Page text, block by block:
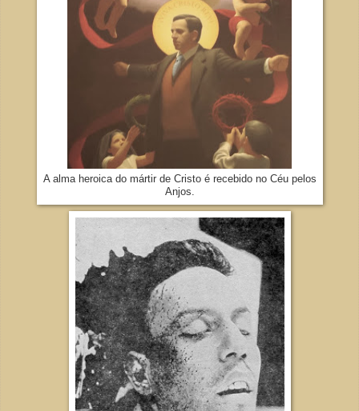
A alma heroica do mártir de Cristo é recebido no Céu pelos
Anjos.